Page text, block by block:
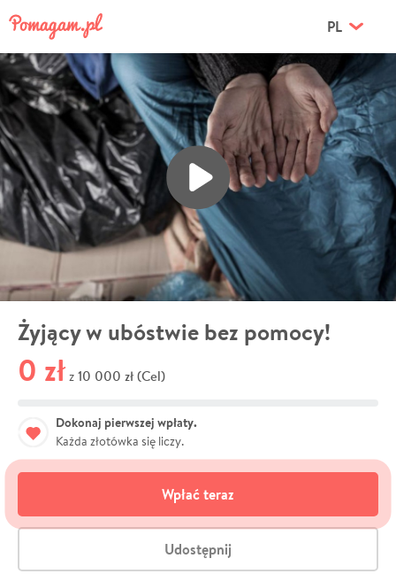
PL
Żyjący w ubóstwie bez pomocy!
0 zł z 10 000 zł (Cel)
Dokonaj pierwszej wpłaty.
Każda złotówka się liczy.
Wpłać teraz
Udostępnij